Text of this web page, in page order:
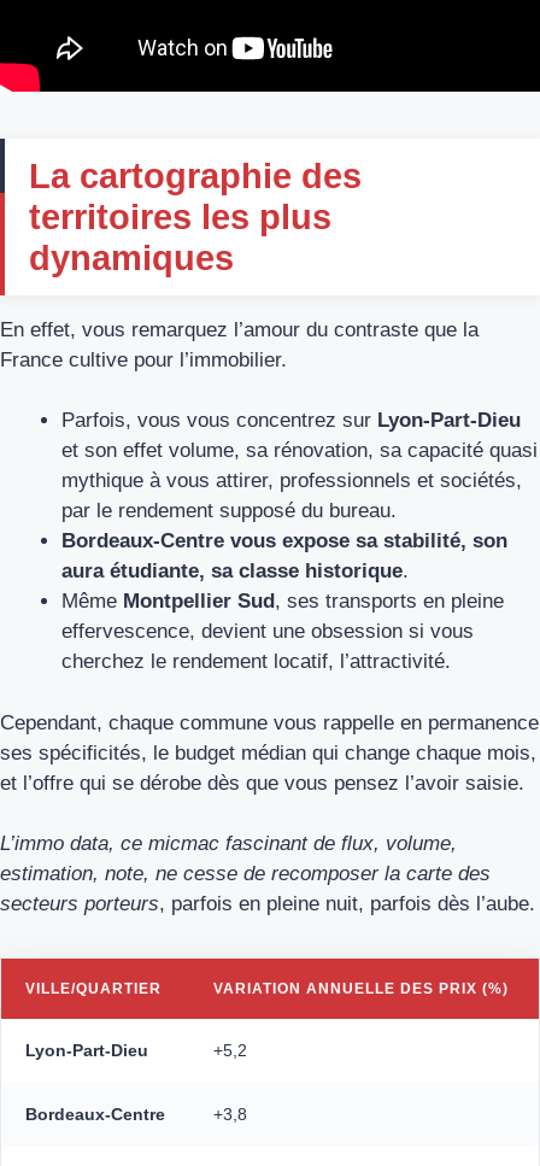
La cartographie des
territoires les plus
dynamiques
En effet, vous remarquez l’amour du contraste que la
France cultive pour l’immobilier.
Parfois, vous vous concentrez sur Lyon-Part-Dieu
et son effet volume, sa rénovation, sa capacité quasi
mythique à vous attirer, professionnels et sociétés,
par le rendement supposé du bureau.
Bordeaux-Centre vous expose sa stabilité, son
aura étudiante, sa classe historique.
Même Montpellier Sud, ses transports en pleine
effervescence, devient une obsession si vous
cherchez le rendement locatif, l’attractivité.
Cependant, chaque commune vous rappelle en permanence
ses spécificités, le budget médian qui change chaque mois,
et l’offre qui se dérobe dès que vous pensez l’avoir saisie.
L’immo data, ce micmac fascinant de flux, volume,
estimation, note, ne cesse de recomposer la carte des
secteurs porteurs, parfois en pleine nuit, parfois dès l’aube.
VILLE/QUARTIER VARIATION ANNUELLE DES PRIX (%)
Lyon-Part-Dieu +5,2
Bordeaux-Centre +3,8